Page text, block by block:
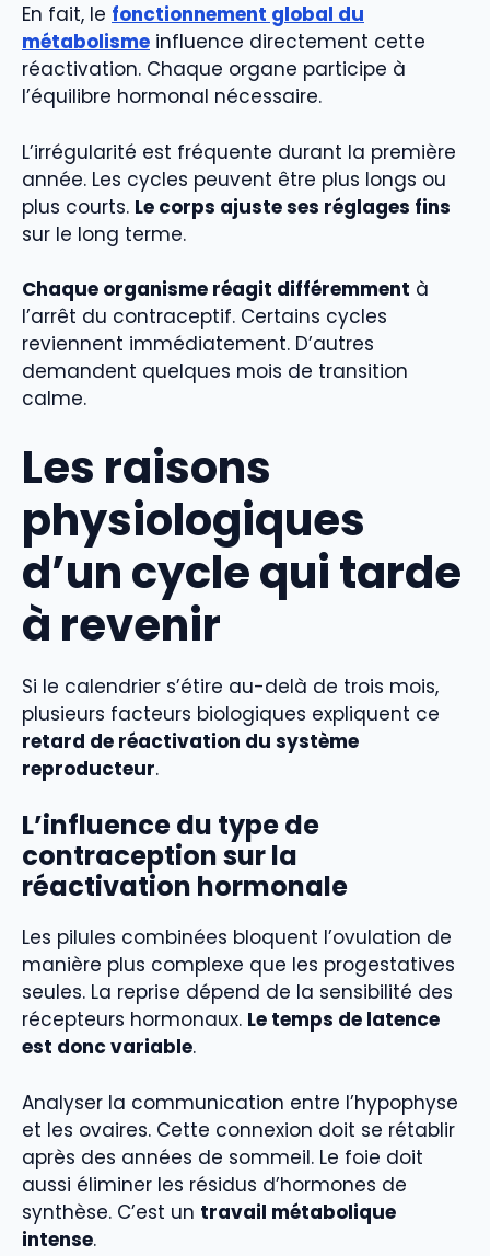
En fait, le fonctionnement global du
métabolisme influence directement cette
réactivation. Chaque organe participe à
l’équilibre hormonal nécessaire.
L’irrégularité est fréquente durant la première
année. Les cycles peuvent être plus longs ou
plus courts. Le corps ajuste ses réglages fins
sur le long terme.
Chaque organisme réagit différemment à
l’arrêt du contraceptif. Certains cycles
reviennent immédiatement. D’autres
demandent quelques mois de transition
calme.
Les raisons
physiologiques
d’un cycle qui tarde
à revenir
Si le calendrier s’étire au-delà de trois mois,
plusieurs facteurs biologiques expliquent ce
retard de réactivation du système
reproducteur.
L’influence du type de
contraception sur la
réactivation hormonale
Les pilules combinées bloquent l’ovulation de
manière plus complexe que les progestatives
seules. La reprise dépend de la sensibilité des
récepteurs hormonaux. Le temps de latence
est donc variable.
Analyser la communication entre l’hypophyse
et les ovaires. Cette connexion doit se rétablir
après des années de sommeil. Le foie doit
aussi éliminer les résidus d’hormones de
synthèse. C’est un travail métabolique
intense.